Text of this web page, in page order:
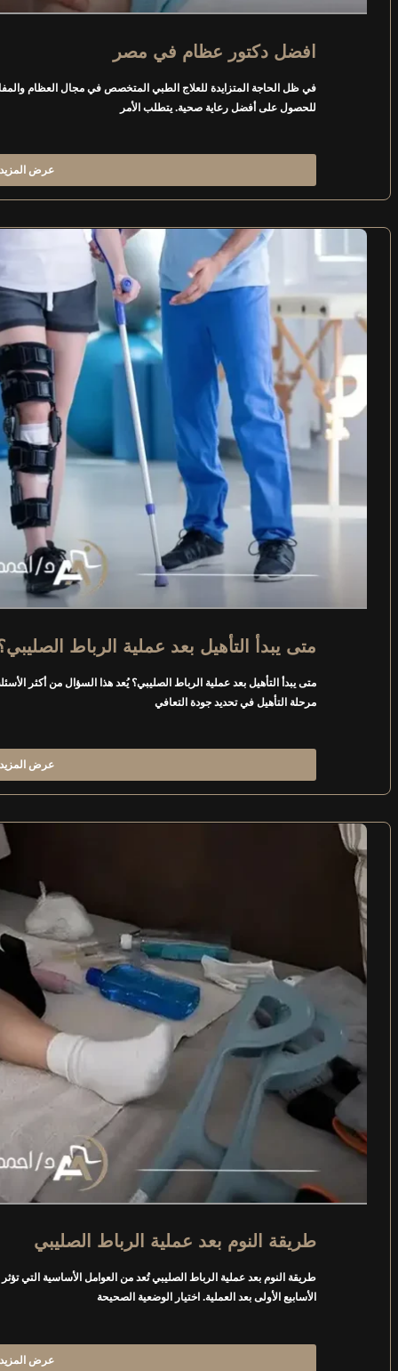
افضل دكتور عظام في مصر
في ظل الحاجة المتزايدة للعلاج الطبي المتخصص في مجال العظام
للحصول على أفضل رعاية صحية. يتطلب الأمر
عرض المزيد
متى يبدأ التأهيل بعد عملية الرباط
متى يبدأ التأهيل بعد عملية الرباط الصليبي؟ يُعد هذا السؤال من أكثر
مرحلة التأهيل في تحديد جودة التعافي
عرض المزيد
طريقة النوم بعد عملية الرباط الصليبي
طريقة النوم بعد عملية الرباط الصليبي تُعد من العوامل الأساسية التي
الأسابيع الأولى بعد العملية. اختيار الوضعية الصحيحة
عرض المزيد